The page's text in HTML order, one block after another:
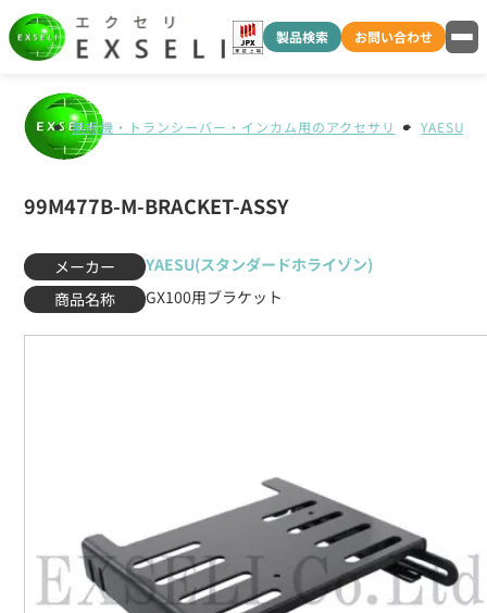
製品検索 お問い合わせ
無線機・トランシーバー・インカム用のアクセサリ YAESU(
99M477B-M-BRACKET-ASSY
メーカー
YAESU(スタンダードホライゾン)
商品名称
GX100用ブラケット